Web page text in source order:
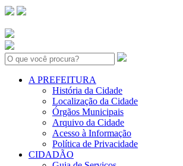
Search:
A PREFEITURA
História da Cidade
Localização da Cidade
Órgãos Municipais
Arquivo da Cidade
Acesso à Informação
Política de Privacidade
CIDADÃO